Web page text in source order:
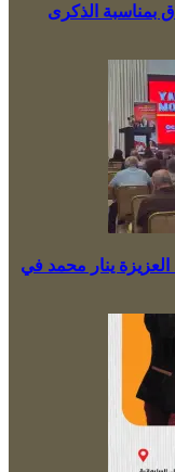
بمناسبة الذكرى
ينار محمد في